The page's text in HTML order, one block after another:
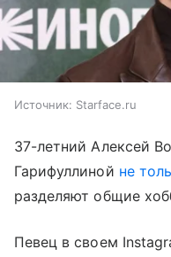
Источник: Starface.ru
37-летний Алексей
Гарифуллиной не
разделяют общие
Певец в своем